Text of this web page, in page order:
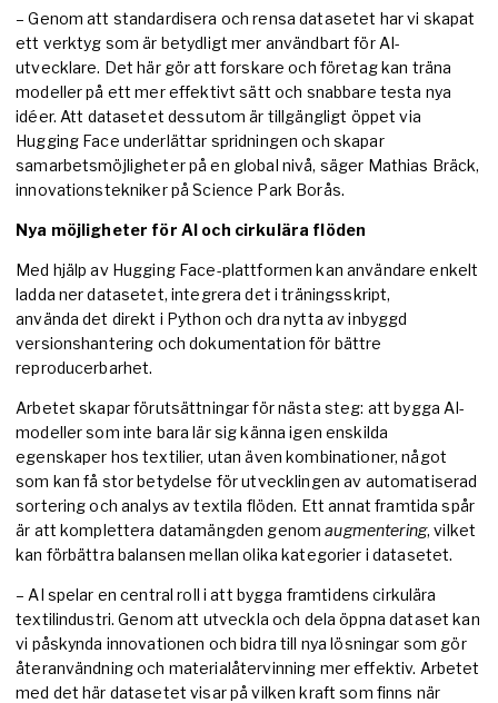
– Genom att standardisera och rensa datasetet har vi skapat
ett verktyg som är betydligt mer användbart för AI-
utvecklare. Det här gör att forskare och företag kan träna
modeller på ett mer effektivt sätt och snabbare testa nya
idéer. Att datasetet dessutom är tillgängligt öppet via
Hugging Face underlättar spridningen och skapar
samarbetsmöjligheter på en global nivå, säger Mathias Bräck,
innovationstekniker på Science Park Borås.
Nya möjligheter för AI och cirkulära flöden
Med hjälp av Hugging Face-plattformen kan användare enkelt
ladda ner datasetet, integrera det i träningsskript,
använda det direkt i Python och dra nytta av inbyggd
versionshantering och dokumentation för bättre
reproducerbarhet.
Arbetet skapar förutsättningar för nästa steg: att bygga AI-
modeller som inte bara lär sig känna igen enskilda
egenskaper hos textilier, utan även kombinationer, något
som kan få stor betydelse för utvecklingen av automatiserad
sortering och analys av textila flöden. Ett annat framtida spår
är att komplettera datamängden genomaugmentering, vilket
kan förbättra balansen mellan olika kategorier i datasetet.
– AI spelar en central roll i att bygga framtidens cirkulära
textilindustri. Genom att utveckla och dela öppna dataset kan
vi påskynda innovationen och bidra till nya lösningar som gör
återanvändning och materialåtervinning mer effektiv. Arbetet
med det här datasetet visar på vilken kraft som finns när